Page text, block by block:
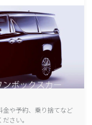
金や予約、乗り捨てなど
さい。